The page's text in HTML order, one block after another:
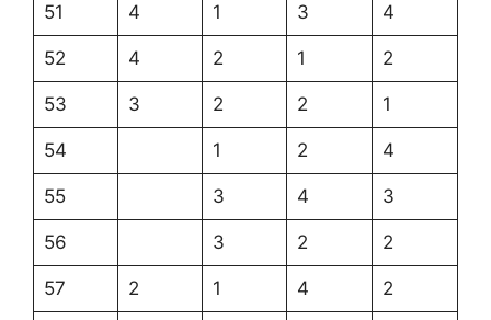
51 4 1 3 4
52 4 2 1 2
53 3 2 2 1
54 1 2 4
55 3 4 3
56 3 2 2
57 2 1 4 2